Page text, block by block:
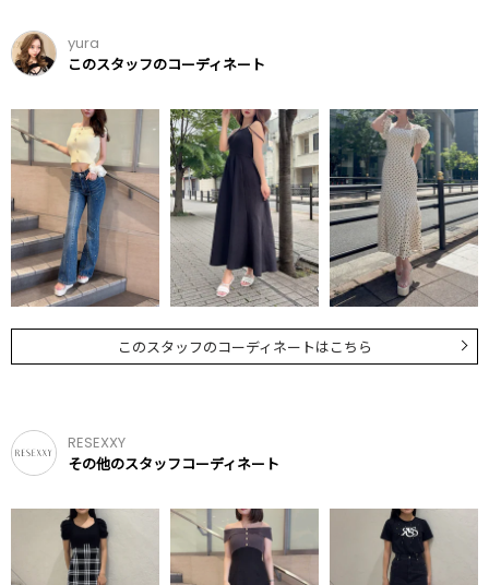
yura
このスタッフのコーディネート
このスタッフのコーディネートはこちら
RESEXXY
その他のスタッフコーディネート